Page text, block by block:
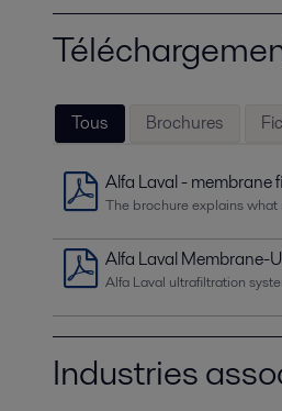
Tous Brochures
Alfa Laval - membrane
The brochure explains
Alfa Laval Membrane-
Alfa Laval ultrafiltration
Industries